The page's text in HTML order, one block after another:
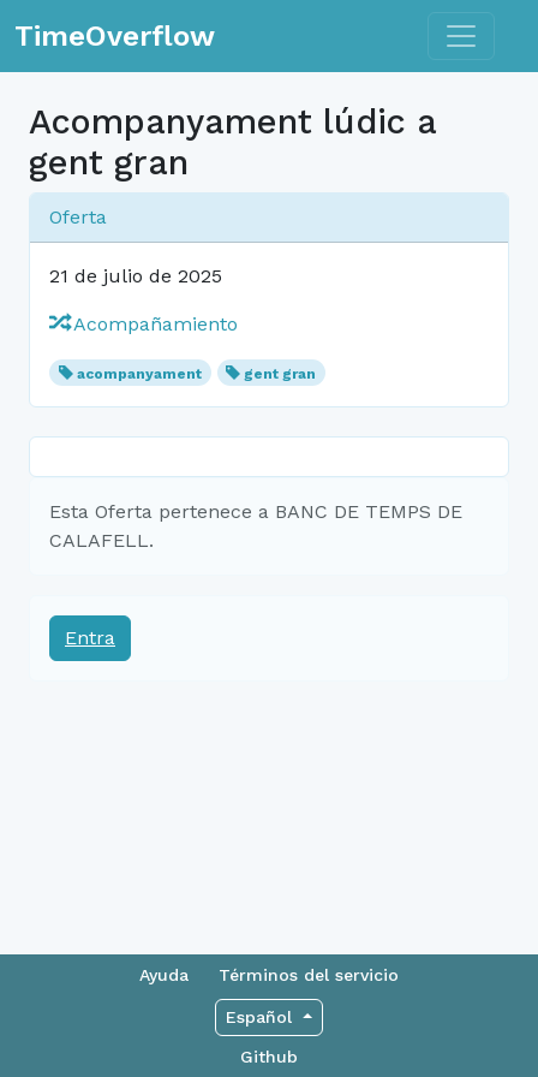
TimeOverflow Toggle
Acompanyament lúdic a
gent gran
Oferta
21 de julio de 2025
Acompañamiento
acompanyament gent gran
Esta Oferta pertenece a BANC DE TEMPS DE
CALAFELL.
Entra
Ayuda Términos del servicio
Español
Github